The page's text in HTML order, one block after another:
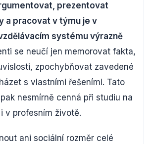
prezentovat
a pracovat v týmu je v
systému výrazně
se neučí jen memorovat fakta,
zpochybňovat zavedené
s vlastními řešeními. Tato
nesmírně cenná při studiu na
v profesním životě.
ani sociální rozměr celé